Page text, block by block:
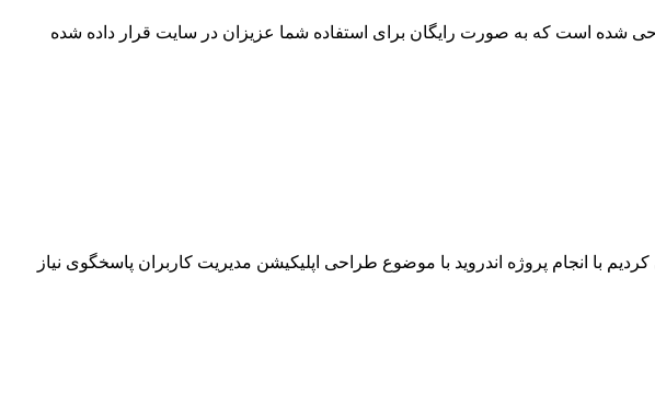
شده است که به صورت رایگان برای استفاده شما عزیزان در سایت قرار داده شده
با انجام پروژه اندروید با موضوع طراحی اپلیکیشن مدیریت کاربران پاسخگوی نیاز